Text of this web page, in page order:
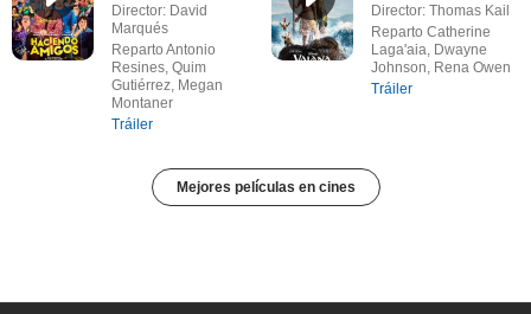
Director: David
Marqués
Reparto Antonio
Resines, Quim
Gutiérrez, Megan
Montaner
Tráiler
Director: Thomas Kail
Reparto Catherine
Laga'aia, Dwayne
Johnson, Rena Owen
Tráiler
Mejores películas en cines